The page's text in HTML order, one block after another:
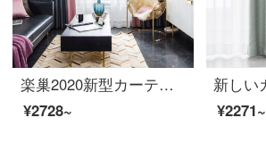
楽巢2020新型カーテン完成品の高遮光カーテン布仿麻提花北欧简约寝室バルコニールームのカーテンホックのオーダーメイドミラノ拼色-天空灰/プリンセスパウダー1メートル幅価格(サイズオーダーメイドの連絡先サービス)
¥2728~
¥2271~